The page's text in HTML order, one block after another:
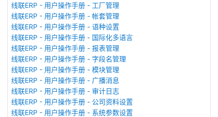
线联ERP - 用户操作手册 - 工厂管理
线联ERP - 用户操作手册 - 帐套管理
线联ERP - 用户操作手册 - 语种设置
线联ERP - 用户操作手册 - 国际化多语言
线联ERP - 用户操作手册 - 报表管理
线联ERP - 用户操作手册 - 字段名管理
线联ERP - 用户操作手册 - 模块管理
线联ERP - 用户操作手册 - 广播消息
线联ERP - 用户操作手册 - 审计日志
线联ERP - 用户操作手册 - 公司资料设置
线联ERP - 用户操作手册 - 系统参数设置